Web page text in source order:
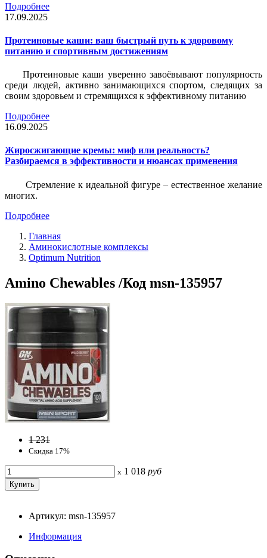
Подробнее
17.09.2025
Протеиновые каши: ваш быстрый путь к здоровому
питанию и спортивным достижениям
Протеиновые каши уверенно завоёвывают популярность
среди людей, активно занимающихся спортом, следящих за
своим здоровьем и стремящихся к эффективному питанию
Подробнее
16.09.2025
Жиросжигающие кремы: миф или реальность?
Разбираемся в эффективности и нюансах применения
Стремление к идеальной фигуре – естественное желание
многих.
Подробнее
Главная
Аминокислотные комплексы
Optimum Nutrition
Amino Chewables /Код msn-135957
1 231
Скидка 17%
x 1 018 руб
Артикул: msn-135957
Информация